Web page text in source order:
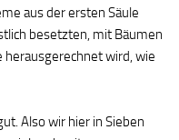
aus der ersten Säule
besetzten, mit Bäumen
herausgerechnet wird, wie
Also wir hier in Sieben